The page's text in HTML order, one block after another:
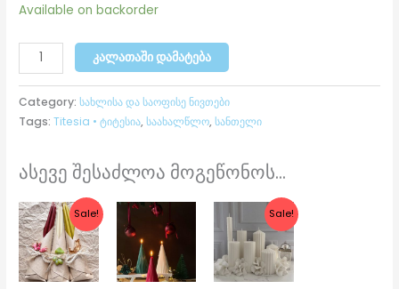
Available on backorder
ᲙᲐᲚᲐᲗᲐᲨᲘ ᲓᲐᲛᲐᲢᲔᲑᲐ
Category:სახლისა და საოფისე ნივთები
Tags:Titesia • ტიტესია,საახალწლო,სანთელი
ასევე შესაძლოა მოგეწონოს...
Sale!Original
price
was:
₾250.00.
Current
price
is:
₾150.00.
Sale!
Original
price
was:
₾190.00.
Current
price
is:
₾145.00.